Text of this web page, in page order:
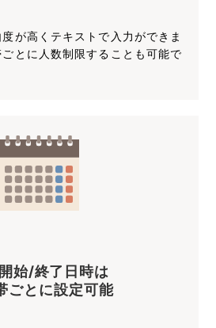
が高くテキストで入力ができま
とに人数制限することも可能で
始/終了日時は
ごとに設定可能